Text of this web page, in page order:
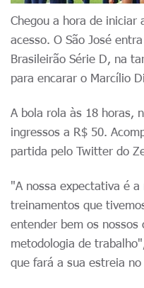
Chegou a hora de iniciar
acesso. O São José
Brasileirão Série D, na
para encarar o Marcílio
A bola rola às 18 horas,
ingressos a R$ 50.
partida pelo Twitter do
"A nossa expectativa é
treinamentos que
entender bem os nossos
metodologia de
que fará a sua estreia